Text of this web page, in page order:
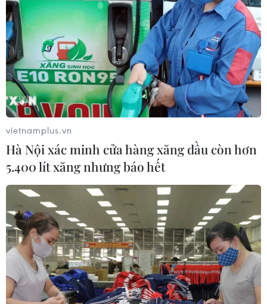
vietnamplus.vn
Hà Nội xác minh cửa hàng xăng dầu còn hơn
5.400 lít xăng nhưng báo hết